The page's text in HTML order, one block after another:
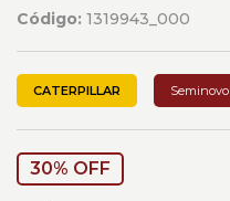
Código: 1319943_000
CATERPILLAR Seminovo
30% OFF